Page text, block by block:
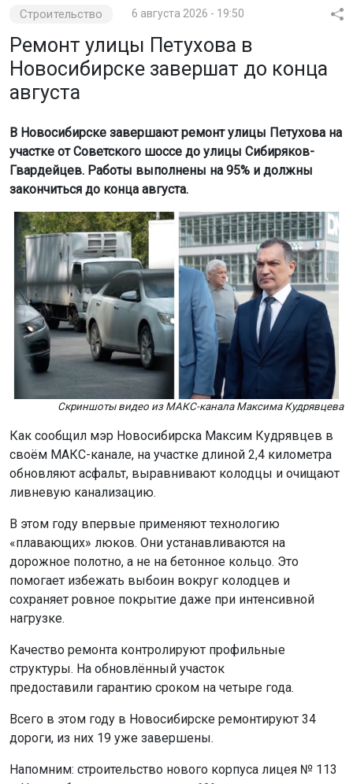
Строительство 6 августа 2026 - 19:50
Ремонт улицы Петухова в
Новосибирске завершат до конца
августа
В Новосибирске завершают ремонт улицы Петухова на
участке от Советского шоссе до улицы Сибиряков-
Гвардейцев. Работы выполнены на 95% и должны
закончиться до конца августа.
Скриншоты видео из МАКС-канала Максима Кудрявцева
Как сообщил мэр Новосибирска Максим Кудрявцев в
своём МАКС-канале, на участке длиной 2,4 километра
обновляют асфальт, выравнивают колодцы и очищают
ливневую канализацию.
В этом году впервые применяют технологию
«плавающих» люков. Они устанавливаются на
дорожное полотно, а не на бетонное кольцо. Это
помогает избежать выбоин вокруг колодцев и
сохраняет ровное покрытие даже при интенсивной
нагрузке.
Качество ремонта контролируют профильные
структуры. На обновлённый участок
предоставили гарантию сроком на четыре года.
Всего в этом году в Новосибирске ремонтируют 34
дороги, из них 19 уже завершены.
Напомним: строительство нового корпуса лицея № 113